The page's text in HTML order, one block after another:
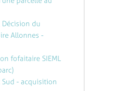
du
Allonnes -
fofaitaire SIEML
Sud - acquisition